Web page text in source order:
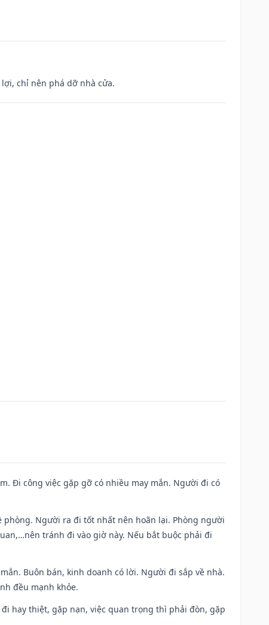
chỉ nên phá dỡ nhà cửa.
Đi công việc gặp gỡ có nhiều may mắn. Người đi có
phòng. Người ra đi tốt nhất nên hoãn lại. Phòng người
tránh đi vào giờ này. Nếu bắt buộc phải đi
Buôn bán, kinh doanh có lời. Người đi sắp về nhà.
đều mạnh khỏe.
hay thiệt, gặp nạn, việc quan trọng thì phải đòn, gặp